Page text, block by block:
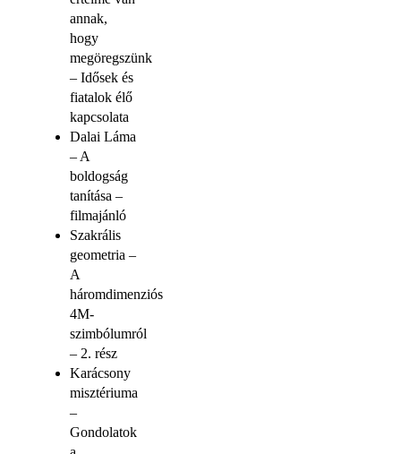
annak,
hogy
megöregszünk
– Idősek és
fiatalok élő
kapcsolata
Dalai Láma
– A
boldogság
tanítása –
filmajánló
Szakrális
geometria –
A
háromdimenziós
4M-
szimbólumról
– 2. rész
Karácsony
misztériuma
–
Gondolatok